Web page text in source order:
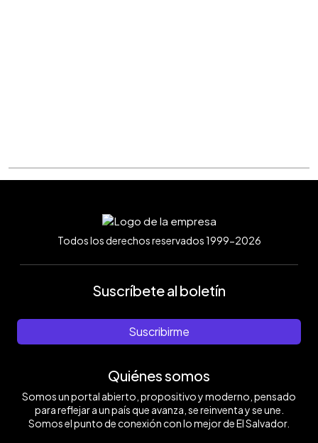
Todos los derechos reservados 1999-2026
Suscríbete al boletín
Suscribirme
Quiénes somos
Somos un portal abierto, propositivo y moderno, pensado
para reflejar a un país que avanza, se reinventa y se une.
Somos el punto de conexión con lo mejor de El Salvador.